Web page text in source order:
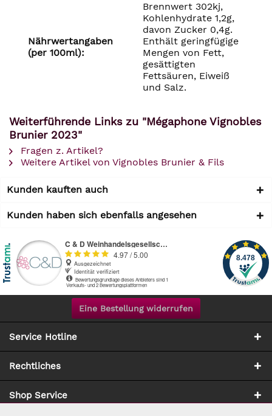
Nährwertangaben
(per 100ml):
Brennwert 302kj,
Kohlenhydrate 1,2g,
davon Zucker 0,4g.
Enthält geringfügige
Mengen von Fett,
gesättigten
Fettsäuren, Eiweiß
und Salz.
Weiterführende Links zu "Mégaphone Vignobles
Brunier 2023"
Fragen z. Artikel?
Weitere Artikel von Vignobles Brunier & Fils
Kunden kauften auch
Kunden haben sich ebenfalls angesehen
Eine Bestellung widerrufen
Service Hotline
Rechtliches
Shop Service